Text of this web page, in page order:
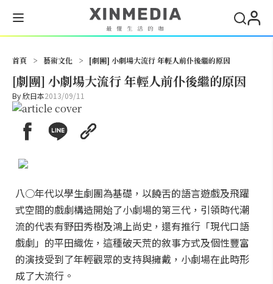
首頁 > 藝術文化 > [劇團] 小劇場大流行 年輕人前仆後繼的原因
[劇團] 小劇場大流行 年輕人前仆後繼的原因
By欣日本2013/09/11
八○年代以學生劇團為基礎，以饒舌的語言遊戲及飛躍
式空間的戲劇構造開始了小劇場的第三代，引領時代潮
流的代表有野田秀樹及鴻上尚史，還有推行「現代口語
戲劇」的平田織佐，這種破天荒的敘事方式及個性豐富
的演技受到了年輕觀眾的支持與擁戴，小劇場在此時形
成了大流行。